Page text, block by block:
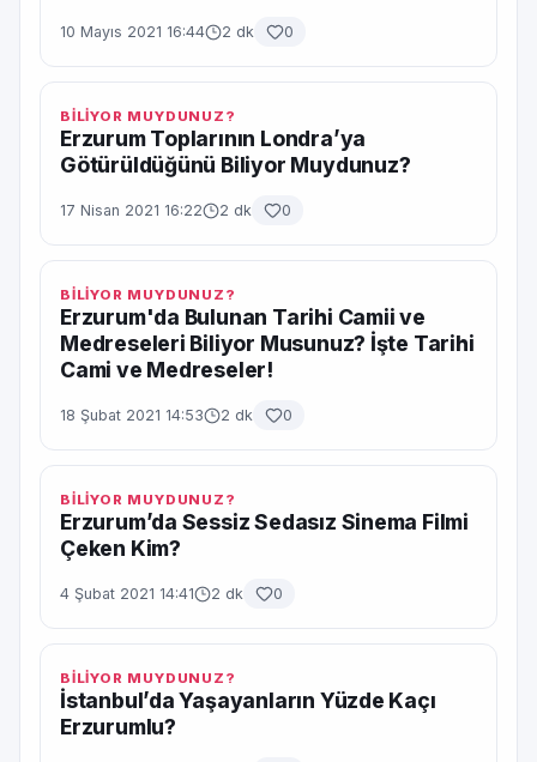
10 Mayıs 2021 16:44 2 dk 0
BİLİYOR MUYDUNUZ?
Erzurum Toplarının Londra’ya
Götürüldüğünü Biliyor Muydunuz?
17 Nisan 2021 16:22 2 dk 0
BİLİYOR MUYDUNUZ?
Erzurum'da Bulunan Tarihi Camii ve
Medreseleri Biliyor Musunuz? İşte Tarihi
Cami ve Medreseler!
18 Şubat 2021 14:53 2 dk 0
BİLİYOR MUYDUNUZ?
Erzurum’da Sessiz Sedasız Sinema Filmi
Çeken Kim?
4 Şubat 2021 14:41 2 dk 0
BİLİYOR MUYDUNUZ?
İstanbul’da Yaşayanların Yüzde Kaçı
Erzurumlu?